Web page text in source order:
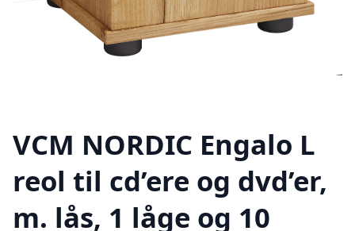
VCM NORDIC Engalo L
reol til cd’ere og dvd’er,
m. lås, 1 låge og 10